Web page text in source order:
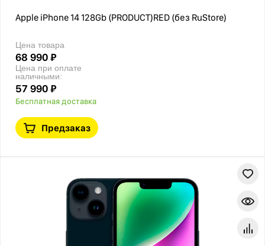
Apple iPhone 14 128Gb (PRODUCT)RED (без RuStore)
Цена товара
68 990 ₽
Цена при оплате
наличными:
57 990 ₽
Бесплатная доставка
Предзаказ